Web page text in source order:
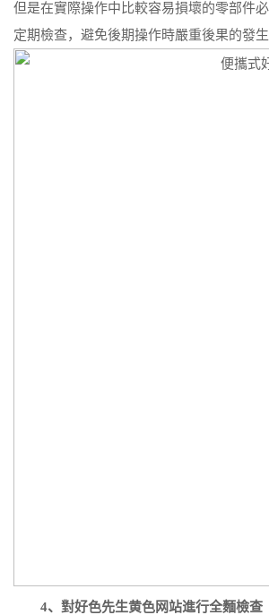
但是在實際操作中比較容易損壞的零部件
定期檢查，避免後期操作時嚴重後果的發生
4、對好色先生黄色网站進行全麵檢查